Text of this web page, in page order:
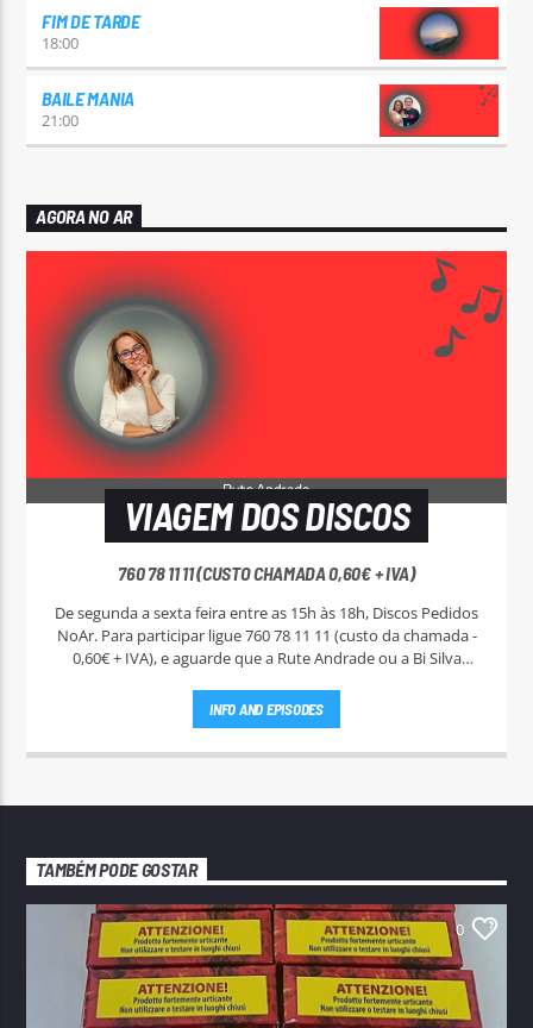
FIM DE TARDE
18:00
BAILE MANIA
21:00
AGORA NO AR
VIAGEM DOS DISCOS
760 78 11 11 (CUSTO CHAMADA 0,60€ + IVA)
De segunda a sexta feira entre as 15h às 18h, Discos Pedidos
NoAr. Para participar ligue 760 78 11 11 (custo da chamada -
0,60€ + IVA), e aguarde que a Rute Andrade ou a Bi Silva
INFO AND EPISODES
TAMBÉM PODE GOSTAR
0